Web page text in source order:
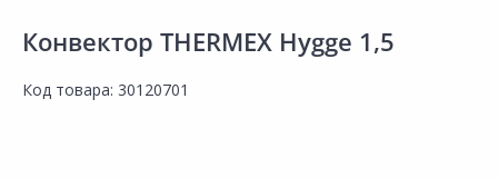
Конвектор THERMEX Hygge 1,5
Код товара: 30120701